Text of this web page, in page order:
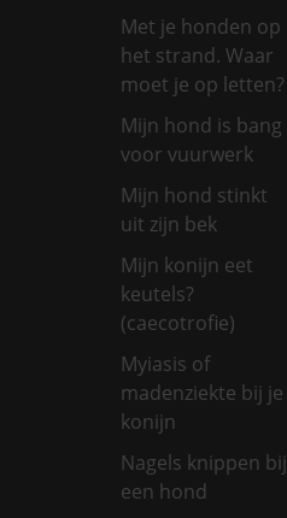
Met je honden op
het strand. Waar
moet je op letten?
Mijn hond is bang
voor vuurwerk
Mijn hond stinkt
uit zijn bek
Mijn konijn eet
keutels?
(caecotrofie)
Myiasis of
madenziekte bij je
konijn
Nagels knippen bij
een hond